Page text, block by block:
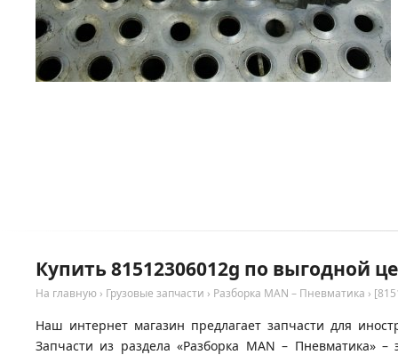
Купить 81512306012g по выгодной
На главную › Грузовые запчасти › Разборка MAN – Пневматика ›
Наш интернет магазин предлагает запчасти для
Запчасти из раздела «Разборка MAN – Пневматика»